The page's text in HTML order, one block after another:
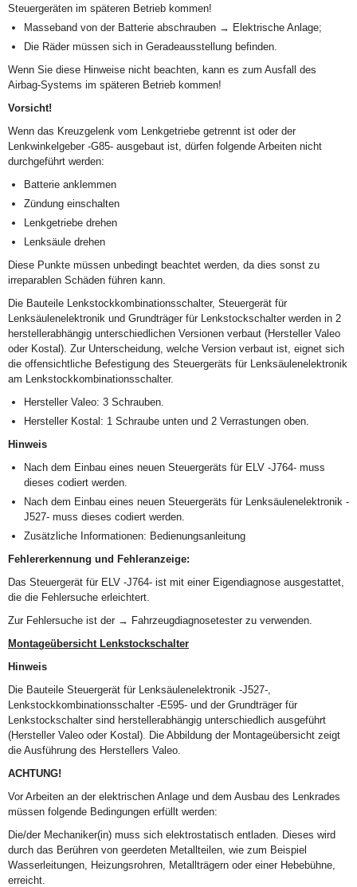
Steuergeräten im späteren Betrieb kommen!
Masseband von der Batterie abschrauben → Elektrische Anlage;
Die Räder müssen sich in Geradeausstellung befinden.
Wenn Sie diese Hinweise nicht beachten, kann es zum Ausfall des
Airbag-Systems im späteren Betrieb kommen!
Vorsicht!
Wenn das Kreuzgelenk vom Lenkgetriebe getrennt ist oder der
Lenkwinkelgeber -G85- ausgebaut ist, dürfen folgende Arbeiten nicht
durchgeführt werden:
Batterie anklemmen
Zündung einschalten
Lenkgetriebe drehen
Lenksäule drehen
Diese Punkte müssen unbedingt beachtet werden, da dies sonst zu
irreparablen Schäden führen kann.
Die Bauteile Lenkstockkombinationsschalter, Steuergerät für
Lenksäulenelektronik und Grundträger für Lenkstockschalter werden in 2
herstellerabhängig unterschiedlichen Versionen verbaut (Hersteller Valeo
oder Kostal). Zur Unterscheidung, welche Version verbaut ist, eignet sich
die offensichtliche Befestigung des Steuergeräts für Lenksäulenelektronik
am Lenkstockkombinationsschalter.
Hersteller Valeo: 3 Schrauben.
Hersteller Kostal: 1 Schraube unten und 2 Verrastungen oben.
Hinweis
Nach dem Einbau eines neuen Steuergeräts für ELV -J764- muss
dieses codiert werden.
Nach dem Einbau eines neuen Steuergeräts für Lenksäulenelektronik -
J527- muss dieses codiert werden.
Zusätzliche Informationen: Bedienungsanleitung
Fehlererkennung und Fehleranzeige:
Das Steuergerät für ELV -J764- ist mit einer Eigendiagnose ausgestattet,
die die Fehlersuche erleichtert.
Zur Fehlersuche ist der → Fahrzeugdiagnosetester zu verwenden.
Montageübersicht Lenkstockschalter
Hinweis
Die Bauteile Steuergerät für Lenksäulenelektronik -J527-,
Lenkstockkombinationsschalter -E595- und der Grundträger für
Lenkstockschalter sind herstellerabhängig unterschiedlich ausgeführt
(Hersteller Valeo oder Kostal). Die Abbildung der Montageübersicht zeigt
die Ausführung des Herstellers Valeo.
ACHTUNG!
Vor Arbeiten an der elektrischen Anlage und dem Ausbau des Lenkrades
müssen folgende Bedingungen erfüllt werden:
Die/der Mechaniker(in) muss sich elektrostatisch entladen. Dieses wird
durch das Berühren von geerdeten Metallteilen, wie zum Beispiel
Wasserleitungen, Heizungsrohren, Metallträgern oder einer Hebebühne,
erreicht.